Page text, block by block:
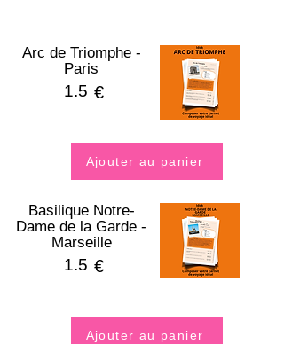
Arc de Triomphe -
Paris
1.5 €
Ajouter au panier
Basilique Notre-
Dame de la Garde -
Marseille
1.5 €
Ajouter au panier